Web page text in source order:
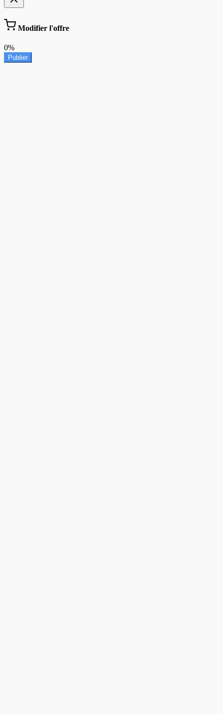
Modifier l'offre
0%
Publier